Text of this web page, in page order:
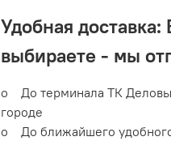
Удобная доставка:
выбираете - мы
o До терминала ТК
городе
o До ближайшего удобного